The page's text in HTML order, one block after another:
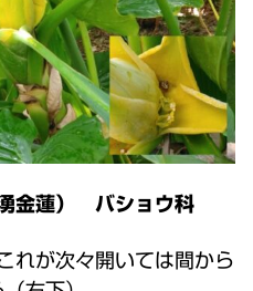
金蓮） バショウ科
れが次々開いては間から